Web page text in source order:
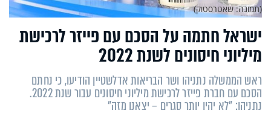
ישראל חתמה על הסכם עם פייזר לרכישת
מיליוני חיסונים לשנת 2022
ראש הממשלה נתניהו ושר הבריאות אדלשטיין הודיעו, כי נחתם
הסכם עם חברת פייזר לרכישת מיליוני חיסונים עבור שנת 2022.
נתניהו: "לא יהיו יותר סגרים – יצאנו מזה"
(תמונה: שאטרסטוק)